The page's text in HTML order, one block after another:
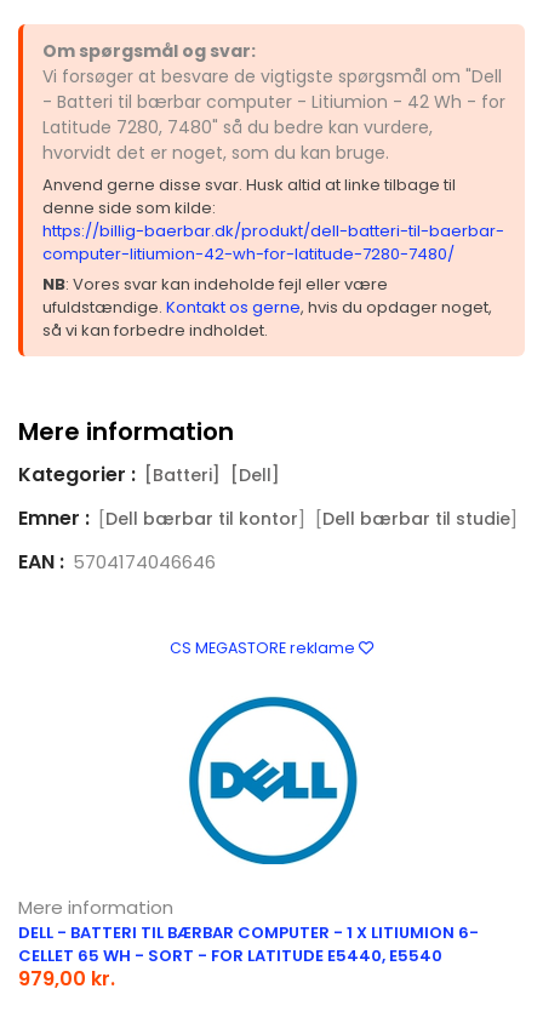
Om spørgsmål og svar:
Vi forsøger at besvare de vigtigste spørgsmål om "Dell
- Batteri til bærbar computer - Litiumion - 42 Wh - for
Latitude 7280, 7480" så du bedre kan vurdere,
hvorvidt det er noget, som du kan bruge.
Anvend gerne disse svar. Husk altid at linke tilbage til
denne side som kilde:
https://billig-baerbar.dk/produkt/dell-batteri-til-baerbar-
computer-litiumion-42-wh-for-latitude-7280-7480/
NB: Vores svar kan indeholde fejl eller være
ufuldstændige. Kontakt os gerne, hvis du opdager noget,
så vi kan forbedre indholdet.
Mere information
Kategorier : [Batteri] [Dell]
Emner : [Dell bærbar til kontor] [Dell bærbar til studie]
EAN : 5704174046646
CS MEGASTORE reklame
Mere information
DELL - BATTERI TIL BÆRBAR COMPUTER - 1 X LITIUMION 6-
CELLET 65 WH - SORT - FOR LATITUDE E5440, E5540
979,00 kr.